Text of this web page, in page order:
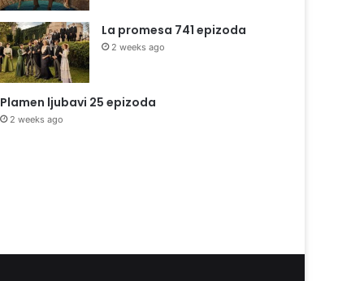
La promesa 741 epizoda
2 weeks ago
Plamen ljubavi 25 epizoda
2 weeks ago